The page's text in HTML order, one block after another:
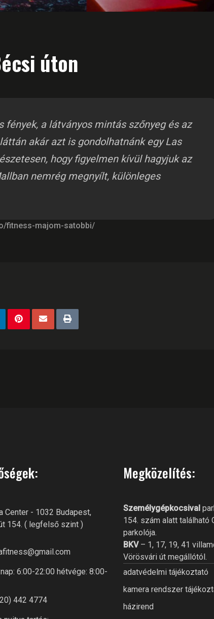
úton
a látványos mintás szőnyeg és az
akár azt is gondolhatnánk egy Las
hogy figyelmen kívül hagyjuk az
nemrég megnyílt, különleges
fitness-majom-satobbi/
Center - 1032 Budapest,
154. ( legfelső szint )
6:00-22:00 hétvége: 8:00-
442 4774
Megközelítés:
Személygépkocsival
154. szám alatt található
parkolója.
BKV– 1, 17, 19, 41
Vörösvári út megállótól.
adatvédelmi tájékoztató
kamera rendszer
házirend